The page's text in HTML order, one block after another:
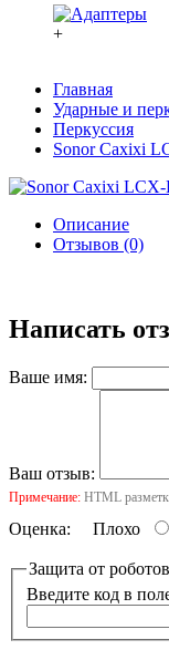
+
Главная
Ударные и
Перкуссия
Sonor Caxixi
Описание
Отзывов (0)
Написать
Ваше имя:
Ваш отзыв:
Примечание: HTML
Оценка: Плохо
Защита от роботов
Введите код в